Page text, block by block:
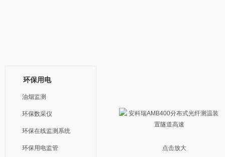
环保用电
油烟监测
环保数采仪
环保在线监测系统
环保用电监管 点击放大